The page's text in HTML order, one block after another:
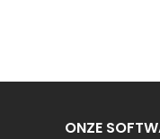
ONZE